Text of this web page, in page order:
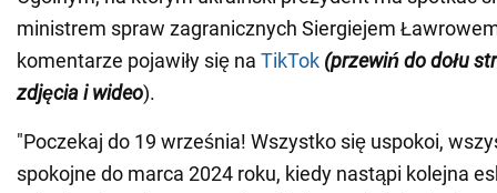
ministrem spraw zagranicznych Siergiejem
komentarze pojawiły się na TikTok (przewiń do dołu
zdjęcia i wideo).
"Poczekaj do 19 września! Wszystko się uspokoi,
spokojne do marca 2024 roku, kiedy nastąpi kolejna